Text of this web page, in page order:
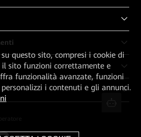
questo sito, compresi i cookie di
sito funzioni correttamente e
funzionalità avanzate, funzioni
i contenuti e gli annunci.